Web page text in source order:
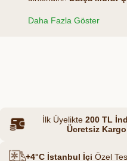
bilinen lavanta çayı,
Daha Fazla Göster
İlk Üyelikte 200 TL
Ücretsiz Kargo
+4°C İstanbul İçi Özel